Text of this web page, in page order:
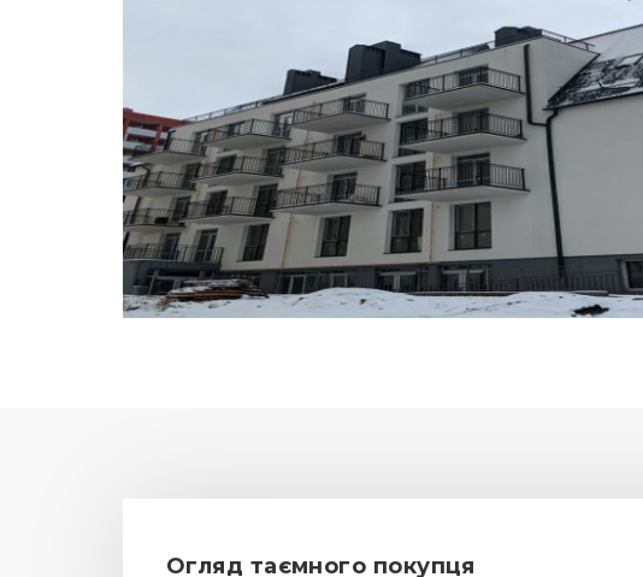
Огляд таємного покупця